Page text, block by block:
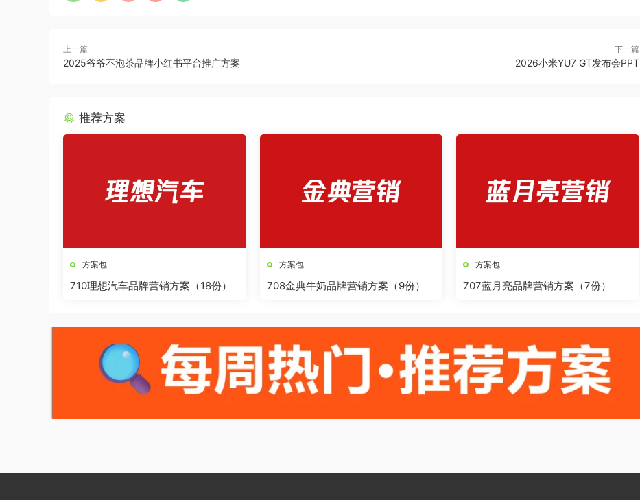
上一篇
2025爷爷不泡茶品牌小红书平台推广方案
下一篇
2026小米YU7 GT发布会PPT
推荐方案
方案包
710理想汽车品牌营销方案（18份）
方案包
708金典牛奶品牌营销方案（9份）
方案包
707蓝月亮品牌营销方案（7份）